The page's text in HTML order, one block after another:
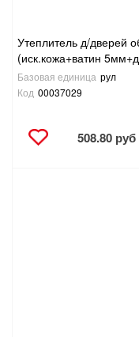
Утеплитель д/
(иск.кожа+ватин
Базовая единица рул
Код 00037029
508.80 руб